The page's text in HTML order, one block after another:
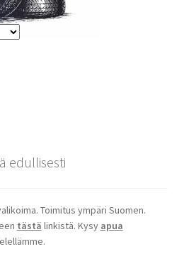
edullisesti
Toimitus ympäri Suomen.
tästä linkistä. Kysy apua